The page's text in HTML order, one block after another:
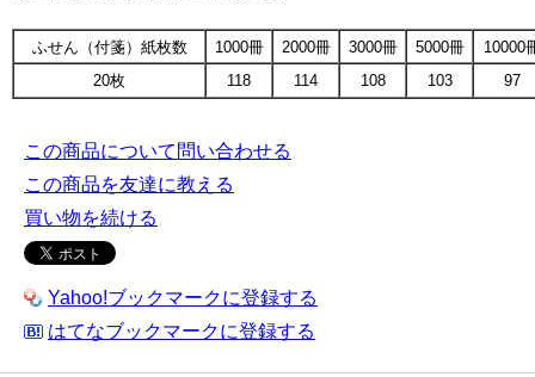
ふせん（付箋）紙枚数 1000冊 2000冊 3000冊 5000冊
10000
20枚
118 114 108 103 97
この商品について問い合わせる
この商品を友達に教える
買い物を続ける
Yahoo!ブックマークに登録する
はてなブックマークに登録する